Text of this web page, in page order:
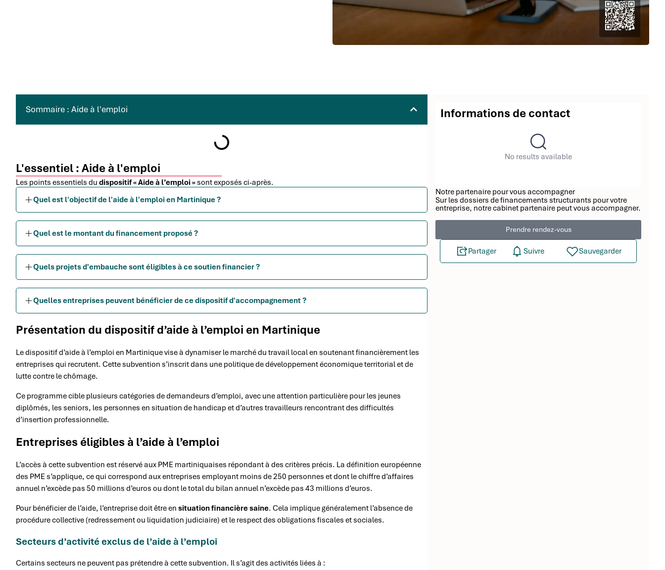
Sommaire : Aide à l'emploi
L'essentiel : Aide à l'emploi
Les points essentiels du dispositif « Aide à l’emploi » sont exposés ci-après.
Quel est l'objectif de l'aide à l'emploi en Martinique ?
Quel est le montant du financement proposé ?
Quels projets d'embauche sont éligibles à ce soutien financier ?
Quelles entreprises peuvent bénéficier de ce dispositif d'accompagnement ?
Présentation du dispositif d’aide à l’emploi en Martinique
Le dispositif d’aide à l’emploi en Martinique vise à dynamiser le marché du travail local en soutenant financièrement les
entreprises qui recrutent. Cette subvention s’inscrit dans une politique de développement économique territorial et de
lutte contre le chômage.
Ce programme cible plusieurs catégories de demandeurs d’emploi, avec une attention particulière pour les jeunes
diplômés, les seniors, les personnes en situation de handicap et d’autres travailleurs rencontrant des difficultés
d’insertion professionnelle.
Entreprises éligibles à l’aide à l’emploi
L’accès à cette subvention est réservé aux PME martiniquaises répondant à des critères précis. La définition européenne
des PME s’applique, ce qui correspond aux entreprises employant moins de 250 personnes et dont le chiffre d’affaires
annuel n’excède pas 50 millions d’euros ou dont le total du bilan annuel n’excède pas 43 millions d’euros.
Pour bénéficier de l’aide, l’entreprise doit être en situation financière saine. Cela implique généralement l’absence de
procédure collective (redressement ou liquidation judiciaire) et le respect des obligations fiscales et sociales.
Secteurs d’activité exclus de l’aide à l’emploi
Certains secteurs ne peuvent pas prétendre à cette subvention. Il s’agit des activités liées à :
Informations de contact
No results available
Notre partenaire pour vous accompagner
Sur les dossiers de financements structurants pour votre
entreprise, notre cabinet partenaire peut vous accompagner.
Prendre rendez-vous
Partager Suivre Sauvegarder